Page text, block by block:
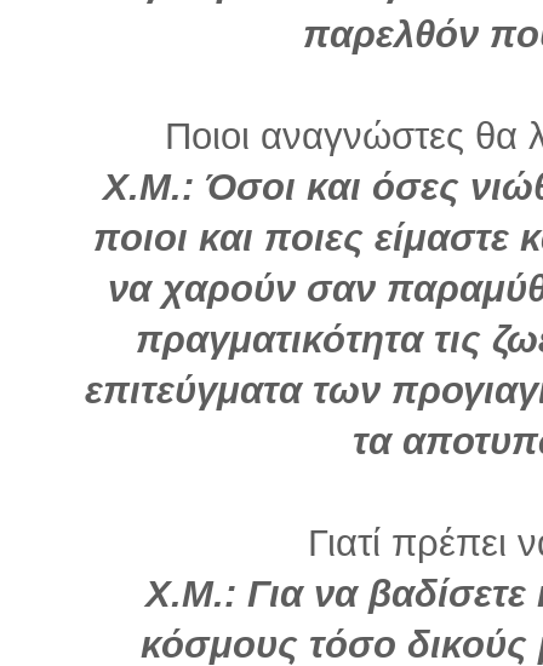
παρελθόν
Ποιοι αναγνώστες θα
Χ.Μ.: Όσοι και όσες
ποιοι και ποιες είμαστε
να χαρούν σαν
πραγματικότητα τις
επιτεύγματα των
τα
Γιατί πρέπει
Χ.Μ.: Για να βαδίσετε
κόσμους τόσο